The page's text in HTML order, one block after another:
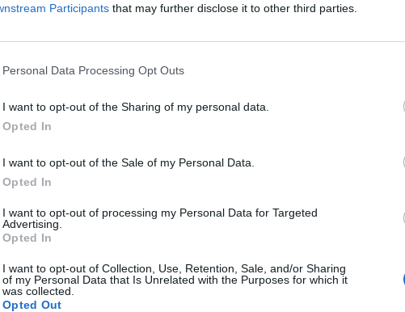
Participants that may further disclose it to other third parties.
Personal Data Processing Opt Outs
I want to opt-out of the Sharing of my personal data.
Opted In
I want to opt-out of the Sale of my Personal Data.
Opted In
I want to opt-out of processing my Personal Data for Targeted
Advertising.
Opted In
I want to opt-out of Collection, Use, Retention, Sale, and/or Sharing
of my Personal Data that Is Unrelated with the Purposes for which it
was collected.
Opted Out